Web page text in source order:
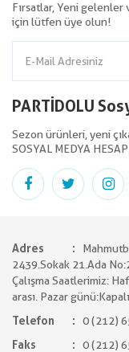
Fırsatlar, Yeni gelenler
için lütfen üye olun!
PARTİDOLU
Sezon ürünleri, yeni
SOSYAL MEDYA
Adres
2439.Sokak 21.Ada
Çalışma Saatlerimiz:
arası. Pazar günü:Kapalı.
Telefon
0 (212)
Faks
0 (212)